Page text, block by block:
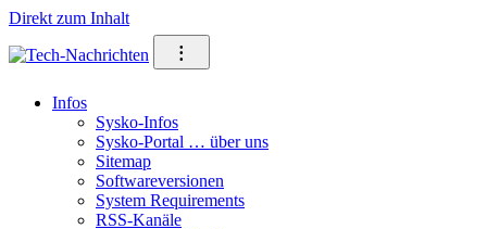
Direkt zum Inhalt
⁝
Infos
Sysko-Infos
Sysko-Portal … über uns
Sitemap
Softwareversionen
System Requirements
RSS-Kanäle